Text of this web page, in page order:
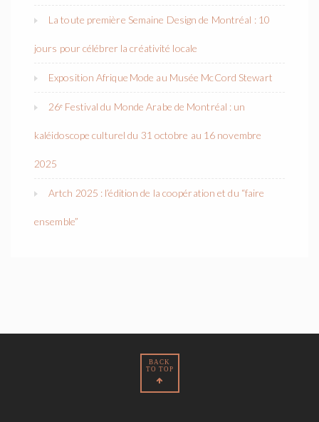
La toute première Semaine Design de Montréal : 10
jours pour célébrer la créativité locale
Exposition Afrique Mode au Musée McCord Stewart
26ᵉ Festival du Monde Arabe de Montréal : un
kaléidoscope culturel du 31 octobre au 16 novembre
2025
Artch 2025 : l’édition de la coopération et du “faire
ensemble”
BACK
TO TOP